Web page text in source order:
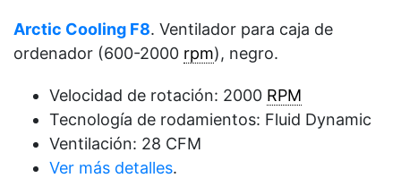
Arctic Cooling F8. Ventilador para caja de
ordenador (600-2000 rpm), negro.
Velocidad de rotación: 2000 RPM
Tecnología de rodamientos: Fluid Dynamic
Ventilación: 28 CFM
Ver más detalles.